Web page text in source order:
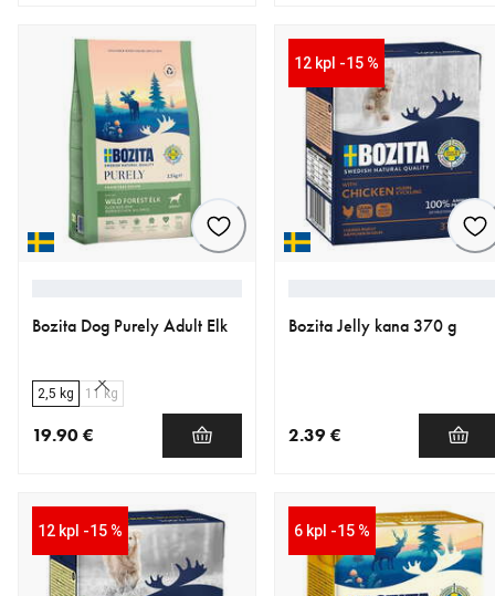
Bozita Dog Purely Adult Elk
2,5 kg 11 kg
19.90 €
12 kpl -15 %
Bozita Jelly kana 370 g
2.39 €
12 kpl -15 % 6 kpl -15 %